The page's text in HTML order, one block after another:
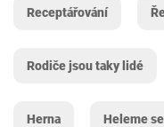
Receptářování
Rodiče jsou taky lidé
Herna Heleme